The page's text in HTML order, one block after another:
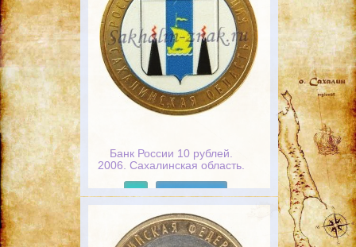
Банк России 10 рублей.
2006. Сахалинская область.